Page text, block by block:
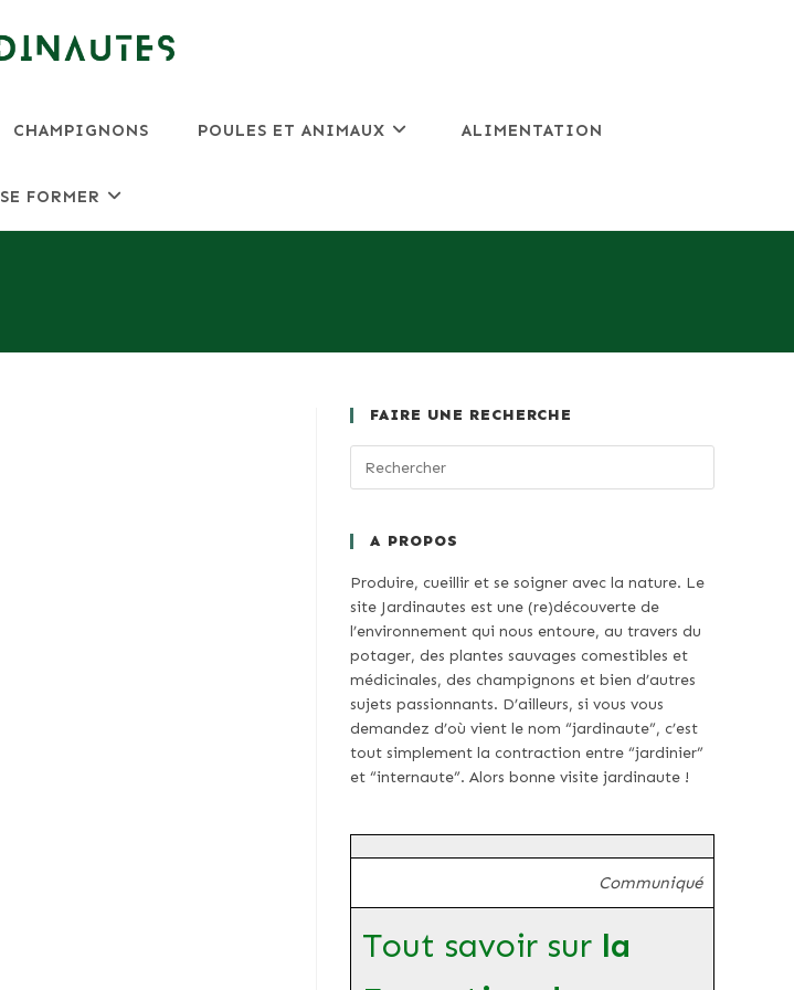
CHAMPIGNONS POULES ET ANIMAUX ALIMENTATION
SE FORMER
FAIRE UNE RECHERCHE
A PROPOS
Produire, cueillir et se soigner avec la nature. Le
site Jardinautes est une (re)découverte de
l’environnement qui nous entoure, au travers du
potager, des plantes sauvages comestibles et
médicinales, des champignons et bien d’autres
sujets passionnants. D’ailleurs, si vous vous
demandez d’où vient le nom “jardinaute”, c’est
tout simplement la contraction entre “jardinier”
et “internaute”. Alors bonne visite jardinaute !
Communiqué
Tout savoir sur la